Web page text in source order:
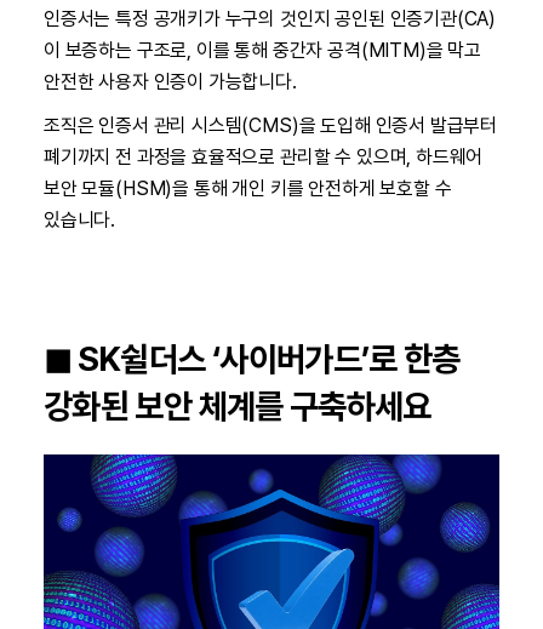
인증서는 특정 공개키가 누구의 것인지 공인된 인증기관(CA)
이 보증하는 구조로, 이를 통해 중간자 공격(MITM)을 막고
안전한 사용자 인증이 가능합니다.
조직은 인증서 관리 시스템(CMS)을 도입해 인증서 발급부터
폐기까지 전 과정을 효율적으로 관리할 수 있으며, 하드웨어
보안 모듈(HSM)을 통해 개인 키를 안전하게 보호할 수
있습니다.
◼︎ SK쉴더스 ‘사이버가드’로 한층
강화된 보안 체계를 구축하세요